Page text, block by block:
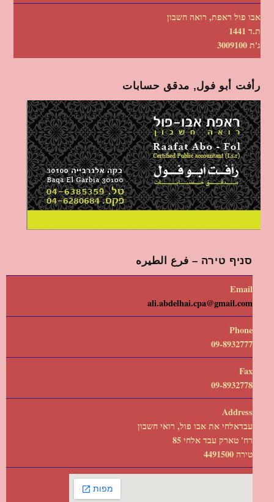
אבו פול ראפת, רואה חשבון
ת.ד 1441
ג'ת 3009100
رأفت أبو فول, مدقق حسابات
סניף טירה – فرع الطيره
Email
ali.abdelhai.cpa@gmail.com
Phone
09-8932777
Fax
09-8932778
Address
עבדאלחי את אבו פול, רואי חשבון
רח' טארק עבד אלחי 85
טירה 4491500